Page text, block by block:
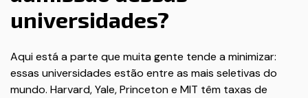
universidades?
Aqui está a parte que muita gente tende a minimizar:
essas universidades estão entre as mais seletivas do
mundo. Harvard, Yale, Princeton e MIT têm taxas de